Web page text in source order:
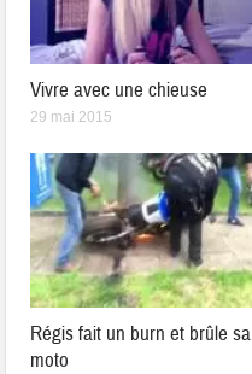
Vivre avec une chieuse
29 mai 2015
Régis fait un burn et brûle sa
moto